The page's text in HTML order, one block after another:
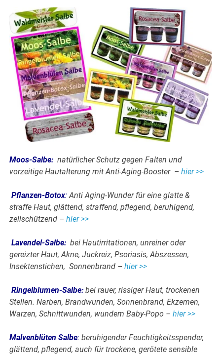
Moos-Salbe: natürlicher Schutz gegen Falten und
vorzeitige Hautalterung mit Anti-Aging-Booster –hier >>
Pflanzen-Botox:Anti Aging-Wunder für eine glatte &
straffe Haut, glättend, straffend, pflegend, beruhigend,
zellschützend –hier >>
Lavendel-Salbe: bei Hautirritationen, unreiner oder
gereizter Haut, Akne, Juckreiz, Psoriasis, Abszessen,
Insektenstichen, Sonnenbrand –hier >>
Ringelblumen-Salbe: bei rauer, rissiger Haut, trockenen
Stellen. Narben, Brandwunden, Sonnenbrand, Ekzemen,
Warzen, Schnittwunden, wundem Baby-Popo –hier >>
Malvenblüten Salbe: beruhigender Feuchtigkeitsspender,
glättend, pflegend, auch für trockene, gerötete sensible